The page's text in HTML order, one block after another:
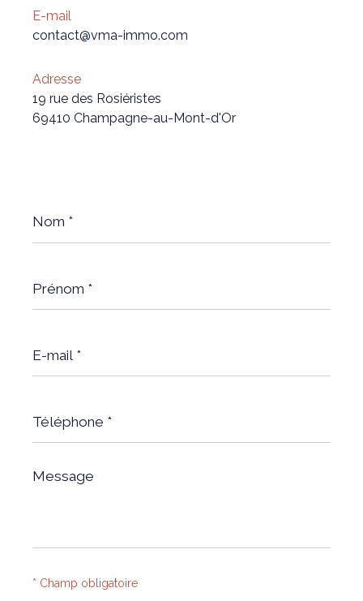
E-mail
contact@vma-immo.com
Adresse
19 rue des Rosiéristes
69410 Champagne-au-Mont-d'Or
*
*
mail
*
*
Message
*
* Champ obligatoire